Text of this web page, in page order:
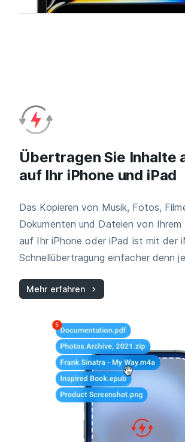
Übertragen Sie Inhalte
auf Ihr iPhone und iPad
Das Kopieren von Musik, Fotos,
Dokumenten und Dateien von
auf Ihr iPhone oder iPad ist mit der
Schnellübertragung einfacher denn je
Mehr erfahren